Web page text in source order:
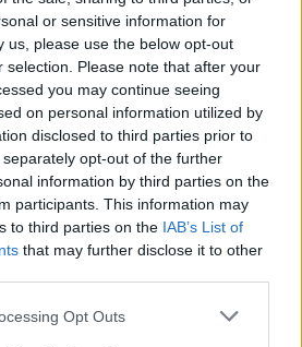
or sensitive information for
us, please use the below opt-out
selection. Please note that after your
you may continue seeing
on personal information utilized by
disclosed to third parties prior to
opt-out of the further
information by third parties on the
participants. This information may
to third parties on the IAB’s List of
that may further disclose it to other
Opt Outs
ένα καινούργιο!”
Share on X Bluesky
Link